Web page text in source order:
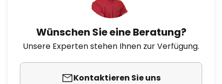
Wünschen Sie eine Beratung?
Unsere Experten stehen Ihnen zur Verfügung.
Kontaktieren Sie uns